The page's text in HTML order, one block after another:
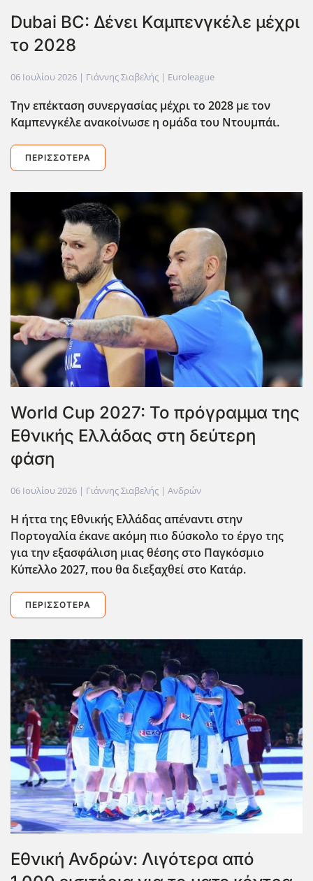
Dubai BC: Δένει Καμπενγκέλε μέχρι
το 2028
06 Ιουλίου 2026 | Γιάννης Σιαβελής | Euroleague
Την επέκταση συνεργασίας μέχρι το 2028 με τον
Καμπενγκέλε ανακοίνωσε η ομάδα του Ντουμπάι.
ΠΕΡΙΣΣΌΤΕΡΑ
World Cup 2027: Το πρόγραμμα της
Εθνικής Ελλάδας στη δεύτερη
φάση
06 Ιουλίου 2026 | Γιάννης Σιαβελής | Ανδρών
Η ήττα της Εθνικής Ελλάδας απέναντι στην
Πορτογαλία έκανε ακόμη πιο δύσκολο το έργο της
για την εξασφάλιση μιας θέσης στο Παγκόσμιο
Κύπελλο 2027, που θα διεξαχθεί στο Κατάρ.
ΠΕΡΙΣΣΌΤΕΡΑ
Εθνική Ανδρών: Λιγότερα από